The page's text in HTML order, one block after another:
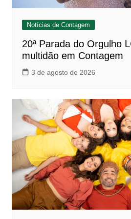
Notícias de Contagem
20ª Parada do Orgulho
multidão em Contagem
3 de agosto de 2026